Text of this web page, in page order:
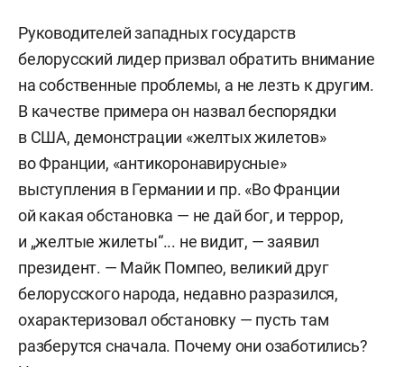
Руководителей западных государств
белорусский лидер призвал обратить внимание
на собственные проблемы, а не лезть к другим.
В качестве примера он назвал беспорядки
в США, демонстрации «желтых жилетов»
во Франции, «антикоронавирусные»
выступления в Германии и пр. «Во Франции
ой какая обстановка — не дай бог, и террор,
и „желтые жилеты“... не видит, — заявил
президент. — Майк Помпео, великий друг
белорусского народа, недавно разразился,
охарактеризовал обстановку — пусть там
разберутся сначала. Почему они озаботились?